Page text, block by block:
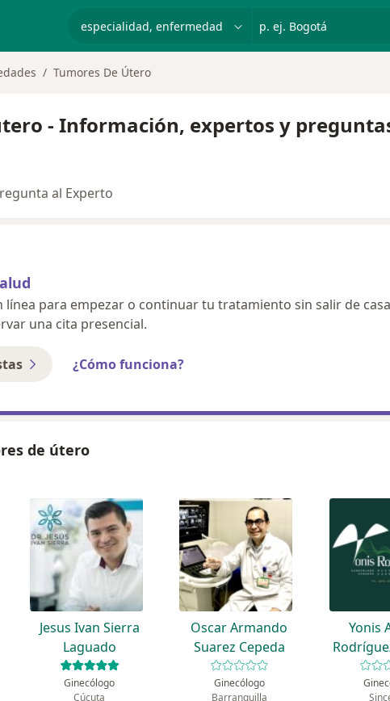
p. ej. Bogotá
Tumores De Útero
- Información, expertos y
al Experto
línea para empezar o continuar tu tratamiento sin salir de
una cita presencial.
¿Cómo funciona?
de útero
Jesus Ivan Sierra
Laguado
Ginecólogo
Cúcuta
Oscar Armando
Suarez Cepeda
Ginecólogo
Barranquilla
Yonis